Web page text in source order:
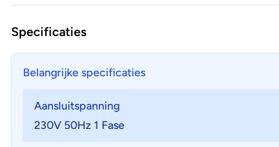
Specificaties
Belangrijke specificaties
Aansluitspanning
230V 50Hz 1 Fase